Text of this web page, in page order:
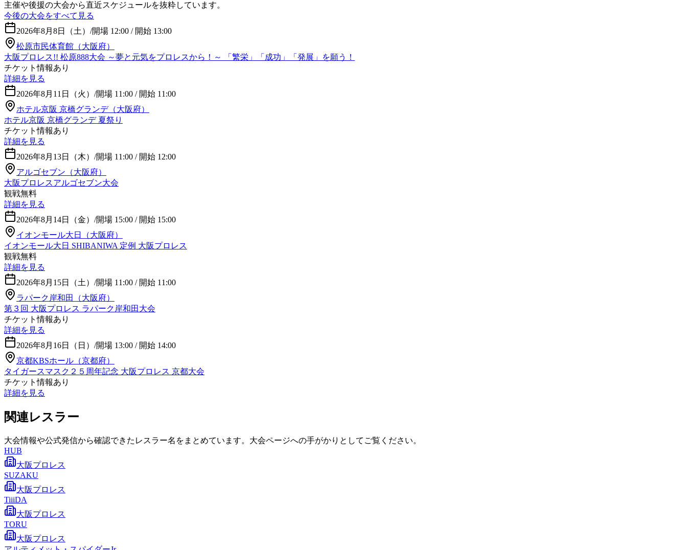
主催や後援の大会から直近スケジュールを抜粋しています。
今後の大会をすべて見る
2026年8月8日（土） /開場 12:00 / 開始 13:00
松原市民体育館（大阪府）
大阪プロレス!! 松原888大会 ～夢と元気をプロレスから！～ 「繁栄」「成功」「発展」を願う！
チケット情報あり
詳細を見る
2026年8月11日（火） /開場 11:00 / 開始 11:00
ホテル京阪 京橋グランデ（大阪府）
ホテル京阪 京橋グランデ 夏祭り
チケット情報あり
詳細を見る
2026年8月13日（木） /開場 11:00 / 開始 12:00
アルゴセブン（大阪府）
大阪プロレスアルゴセブン大会
観戦無料
詳細を見る
2026年8月14日（金） /開場 15:00 / 開始 15:00
イオンモール大日（大阪府）
イオンモール大日 SHIBANIWA 定例 大阪プロレス
観戦無料
詳細を見る
2026年8月15日（土） /開場 11:00 / 開始 11:00
ラパーク岸和田（大阪府）
第３回 大阪プロレス ラパーク岸和田大会
チケット情報あり
詳細を見る
2026年8月16日（日） /開場 13:00 / 開始 14:00
京都KBSホール（京都府）
タイガースマスク２５周年記念 大阪プロレス 京都大会
チケット情報あり
詳細を見る
関連レスラー
大会情報や公式発信から確認できたレスラー名をまとめています。大会ページへの手がかりとしてご覧ください。
HUB
大阪プロレス
SUZAKU
大阪プロレス
TiiiDA
大阪プロレス
TORU
大阪プロレス